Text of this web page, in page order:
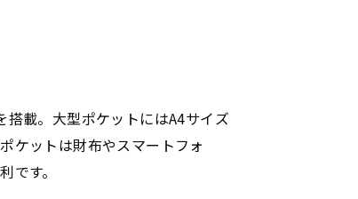
載。大型ポケットにはA4サイズ
ケットは財布やスマートフォ
です。